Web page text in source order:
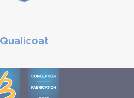
Qualicoat